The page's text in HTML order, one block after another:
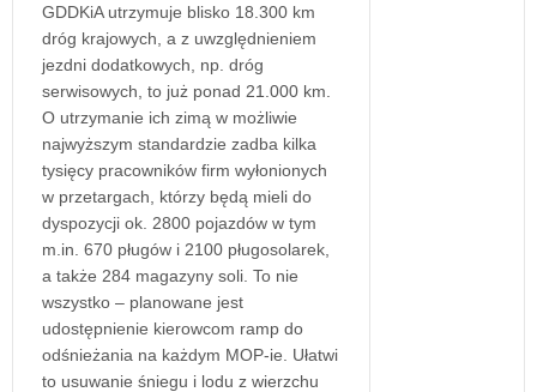
GDDKiA utrzymuje blisko 18.300 km
dróg krajowych, a z uwzględnieniem
jezdni dodatkowych, np. dróg
serwisowych, to już ponad 21.000 km.
O utrzymanie ich zimą w możliwie
najwyższym standardzie zadba kilka
tysięcy pracowników firm wyłonionych
w przetargach, którzy będą mieli do
dyspozycji ok. 2800 pojazdów w tym
m.in. 670 pługów i 2100 pługosolarek,
a także 284 magazyny soli. To nie
wszystko – planowane jest
udostępnienie kierowcom ramp do
odśnieżania na każdym MOP-ie. Ułatwi
to usuwanie śniegu i lodu z wierzchu